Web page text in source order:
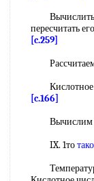
Вычислить
пересчитать
[c.259]
Рассчитаем
Кислотное
[c.166]
Вычислим
IX. 1то